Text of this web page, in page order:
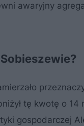
awaryjny
tę kwotę o 14
gospodarczej